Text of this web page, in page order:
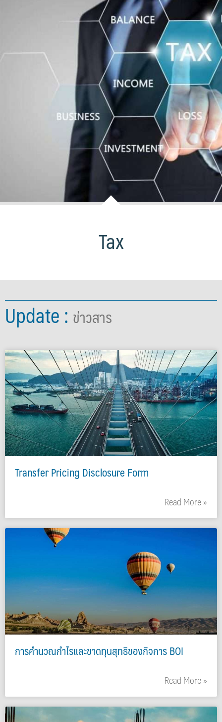
Tax
Update : ข่าวสาร
Transfer Pricing Disclosure Form
Read More »
การคำนวณกำไรและขาดทุนสุทธิของกิจการ BOI
Read More »